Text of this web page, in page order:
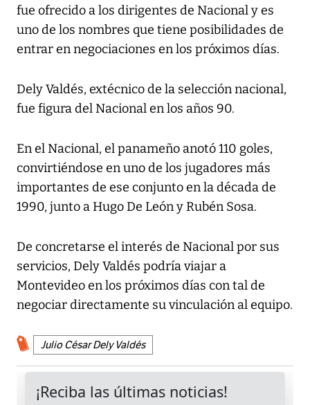
fue ofrecido a los dirigentes de Nacional y es
uno de los nombres que tiene posibilidades de
entrar en negociaciones en los próximos días.
Dely Valdés, extécnico de la selección nacional,
fue figura del Nacional en los años 90.
En el Nacional, el panameño anotó 110 goles,
convirtiéndose en uno de los jugadores más
importantes de ese conjunto en la década de
1990, junto a Hugo De León y Rubén Sosa.
De concretarse el interés de Nacional por sus
servicios, Dely Valdés podría viajar a
Montevideo en los próximos días con tal de
negociar directamente su vinculación al equipo.
Julio César Dely Valdés